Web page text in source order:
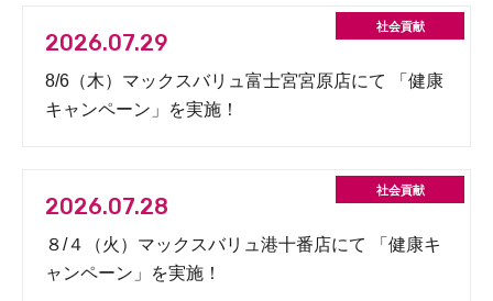
2026.07.29
8/6（木）マックスバリュ富士宮宮原店にて 「健康
キャンペーン」を実施！
2026.07.28
８/４（火）マックスバリュ港十番店にて 「健康キ
ャンペーン」を実施！